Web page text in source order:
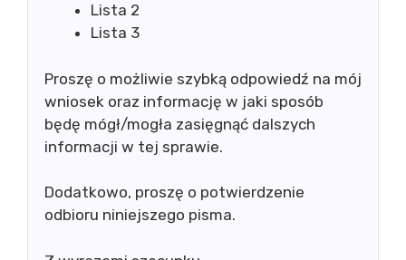
Lista 2
Lista 3
Proszę o możliwie szybką odpowiedź na mój
wniosek oraz informację w jaki sposób
będę mógł/mogła zasięgnąć dalszych
informacji w tej sprawie.
Dodatkowo, proszę o potwierdzenie
odbioru niniejszego pisma.